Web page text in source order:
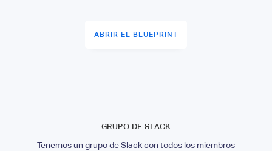
ABRIR EL BLUEPRINT
GRUPO DE SLACK
Tenemos un grupo de Slack con todos los miembros